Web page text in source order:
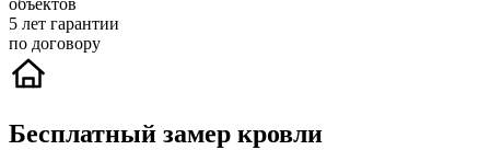
объектов
5 лет гарантии
по договору
Бесплатный замер кровли